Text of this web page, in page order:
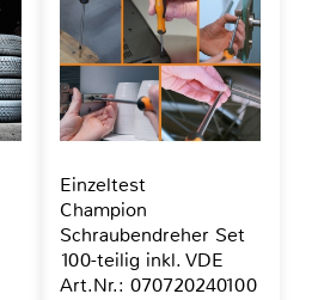
Einzeltest
Champion
Schraubendreher Set
100-teilig inkl. VDE
Art.Nr.: 070720240100